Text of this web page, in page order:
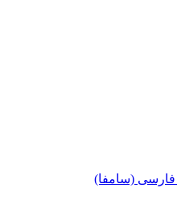
فارسی (سامفا)